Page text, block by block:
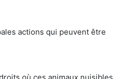
actions qui peuvent être